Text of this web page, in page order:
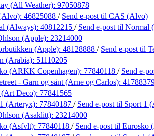
(All Weather): 97050878
46825088 / Send e-post til CAS (Alvo)
(Always): 40812215 / Send e-post til Normal
(Apple): 23214000
(Apple): 48128888 / Send e-post til
(Arabia): 51110205
(ARKK Copenhagen): 77840118 / Send e-
- Garn og sånt (Arne og Carlos): 41788379
Deco): 77841565
(Arteryx): 77840187 / Send e-post til Sport 1
(Asaklitt): 23214000
(Asfvlt): 77840118 / Send e-post til Eurosko